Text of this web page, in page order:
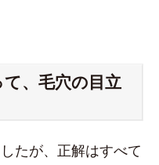
、毛穴の目立
たが、正解はすべて